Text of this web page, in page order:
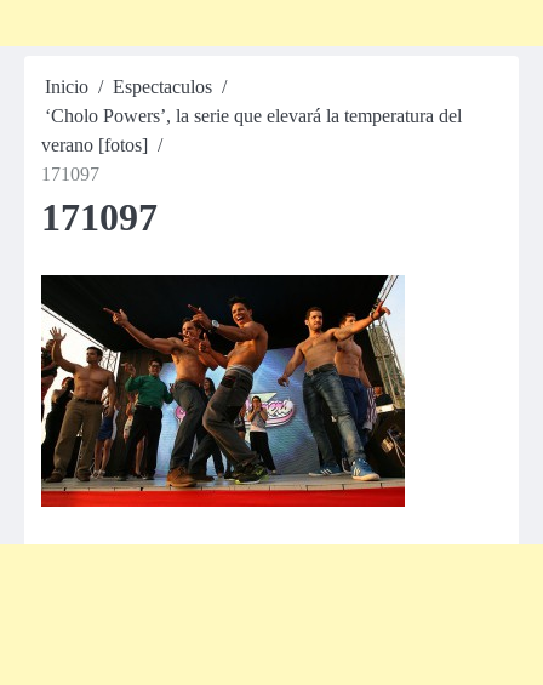
Inicio
Espectaculos
‘Cholo Powers’, la serie que elevará la temperatura del
verano [fotos]
171097
171097